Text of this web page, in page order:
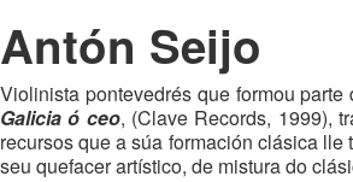
Antón Seijo
Violinista pontevedrés que formou
Galicia ó ceo, (Clave Records, 1999),
recursos que a súa formación clásica
seu quefacer artístico, de mistura do